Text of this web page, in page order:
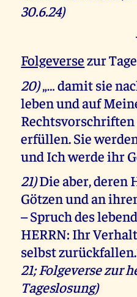
30.6.24)
Folgeversezur
20)„… damit sie
leben und auf
Rechtsvorschriften
erfüllen. Sie
und Ich werde ihr
21)Die aber, deren
Götzen und an
– Spruch des
HERRN: Ihr
selbst
21; Folgeverse zur
Tageslosung)